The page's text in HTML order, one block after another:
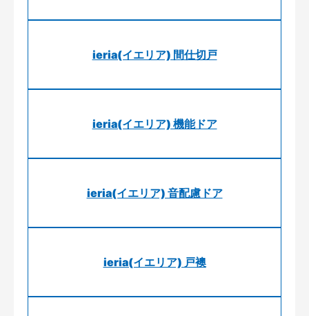
ieria(イエリア) 間仕切戸
ieria(イエリア) 機能ドア
ieria(イエリア) 音配慮ドア
ieria(イエリア) 戸襖